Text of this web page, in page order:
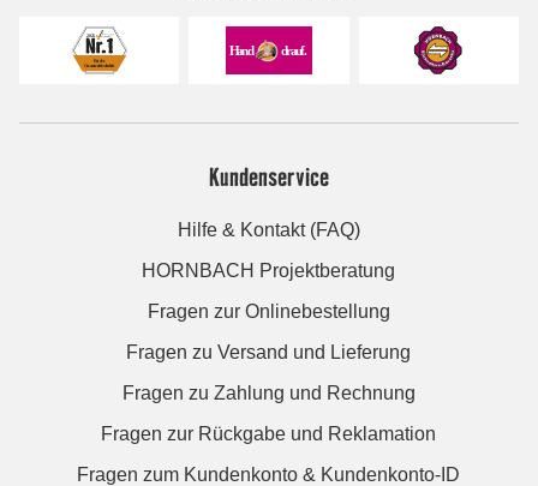
Kundenservice
Hilfe & Kontakt (FAQ)
HORNBACH Projektberatung
Fragen zur Onlinebestellung
Fragen zu Versand und Lieferung
Fragen zu Zahlung und Rechnung
Fragen zur Rückgabe und Reklamation
Fragen zum Kundenkonto & Kundenkonto-ID